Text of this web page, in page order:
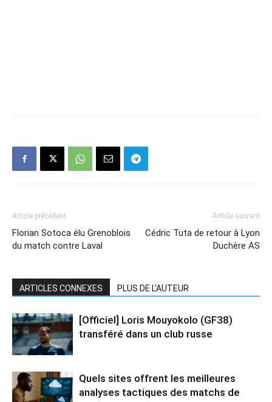
Article précédent
Florian Sotoca élu Grenoblois
du match contre Laval
Article suivant
Cédric Tuta de retour à Lyon
Duchère AS
ARTICLES CONNEXES PLUS DE L'AUTEUR
[Officiel] Loris Mouyokolo (GF38)
transféré dans un club russe
Quels sites offrent les meilleures
analyses tactiques des matchs de